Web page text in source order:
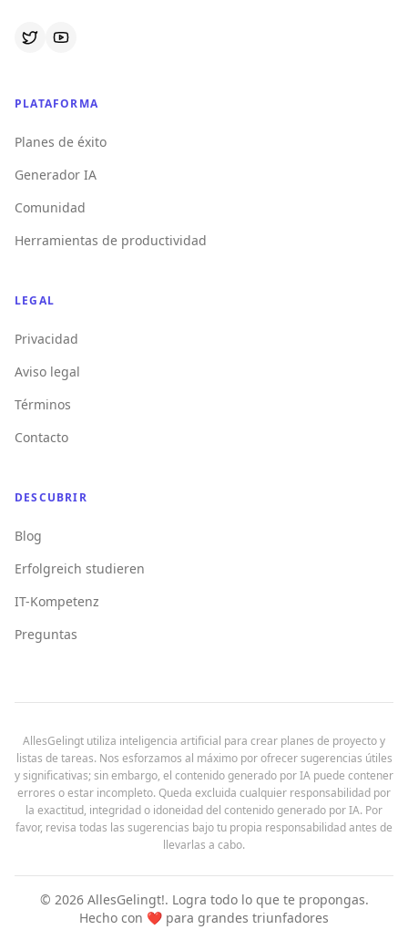
PLATAFORMA
Planes de éxito
Generador IA
Comunidad
Herramientas de productividad
LEGAL
Privacidad
Aviso legal
Términos
Contacto
DESCUBRIR
Blog
Erfolgreich studieren
IT-Kompetenz
Preguntas
AllesGelingt utiliza inteligencia artificial para crear planes de proyecto y
listas de tareas. Nos esforzamos al máximo por ofrecer sugerencias útiles
y significativas; sin embargo, el contenido generado por IA puede contener
errores o estar incompleto. Queda excluida cualquier responsabilidad por
la exactitud, integridad o idoneidad del contenido generado por IA. Por
favor, revisa todas las sugerencias bajo tu propia responsabilidad antes de
llevarlas a cabo.
© 2026AllesGelingt!. Logra todo lo que te propongas.
Hecho con ❤️ para grandes triunfadores